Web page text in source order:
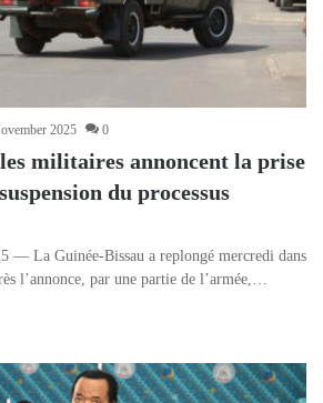
2025 0
militaires annoncent la prise
du processus
— La Guinée-Bissau a replongé mercredi dans
l’annonce, par une partie de l’armée,…